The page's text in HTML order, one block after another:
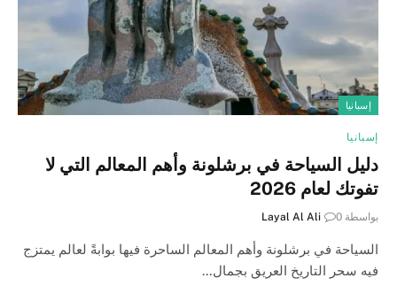
إسبانيا
إسبانيا
دليل السياحة في برشلونة وأهم المعالم التي لا
تفوتك لعام 2026
بواسطة Layal Al Ali 0
السياحة في برشلونة وأهم المعالم الساحرة فيها بوابةً لعالم يمتزج
فيه سحر التاريخ العريق بجمال…